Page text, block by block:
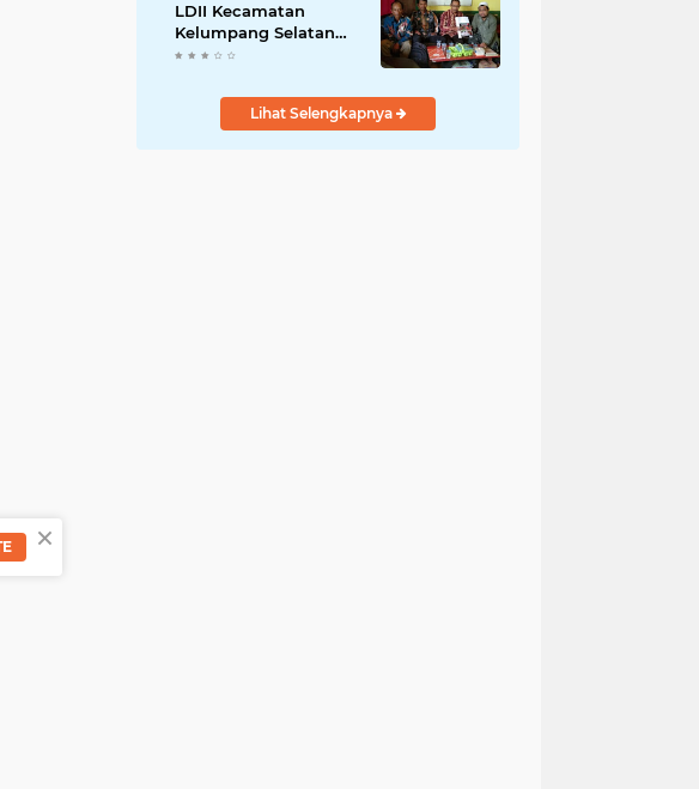
LDII Kecamatan
Kelumpang Selatan
Dengan K.U.A.
Lihat Selengkapnya
×